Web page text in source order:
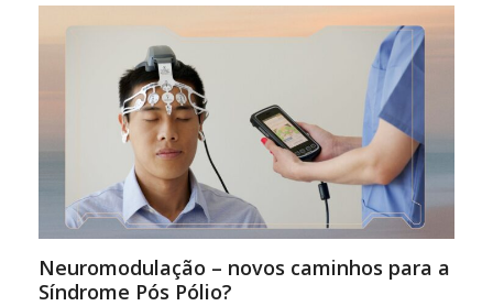
Neuromodulação – novos caminhos para a
Síndrome Pós Pólio?